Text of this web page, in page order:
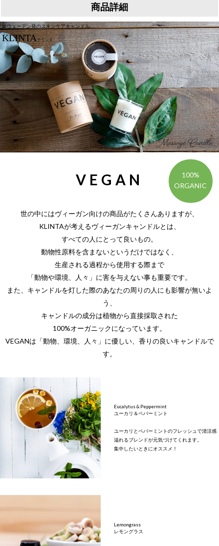
商品詳細
スウェーデン発のスキンケアキャンドル
KLINTAクリンタ
Massage Candle
100%
ORGANIC
VEGAN
世の中にはヴィーガン向けの商品がたくさんありますが、
KLINTAが考えるヴィーガンキャンドルとは、
すべての人にとって良いもの。
動物性原料を含まないというだけではなく、
生産される過程から使用する際まで
「動物や環境、人々」に害を与えない事も重要です。
また、キャンドルを灯した際のあなたの周りの人にも影響が無いよ
う、
キャンドルの成分は植物から直接採取された
100%オーガニックになっています。
VEGANは「動物、環境、人々」に優しい、香りの良いキャンドルで
す。
Eucalytus & Peppermint
ユーカリ＆ペパーミント
ユーカリとペパーミントのフレッシュで清涼感
溢れるブレンドが元気づけてくれます。
集中したいときにオススメ！
Lemongrass
レモングラス